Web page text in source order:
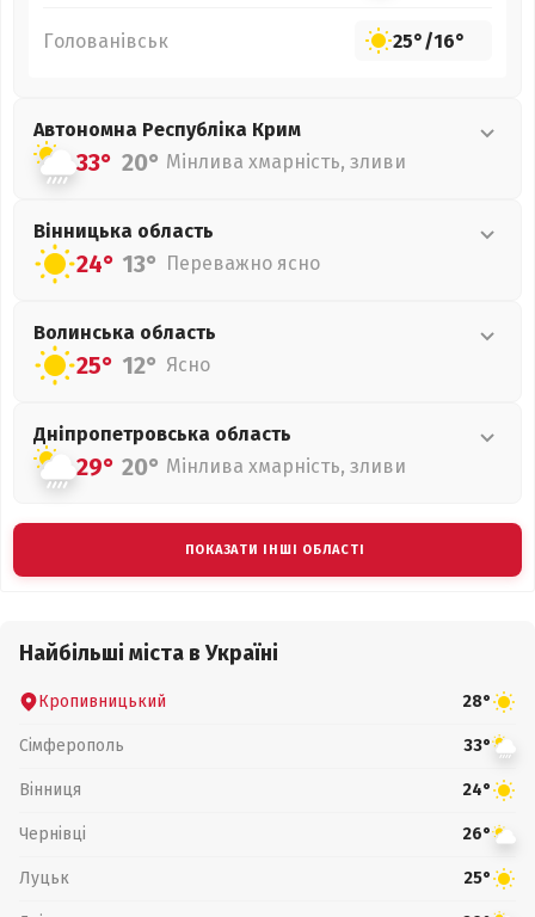
Голованівськ 25°/16°
Автономна Республіка Крим
33° 20° Мінлива хмарність, зливи
Вінницька область
24° 13° Переважно ясно
Волинська область
25° 12° Ясно
Дніпропетровська область
29° 20° Мінлива хмарність, зливи
ПОКАЗАТИ ІНШІ ОБЛАСТІ
Найбільші міста в Україні
Кропивницький 28°
Сімферополь 33°
Вінниця 24°
Чернівці 26°
Луцьк 25°